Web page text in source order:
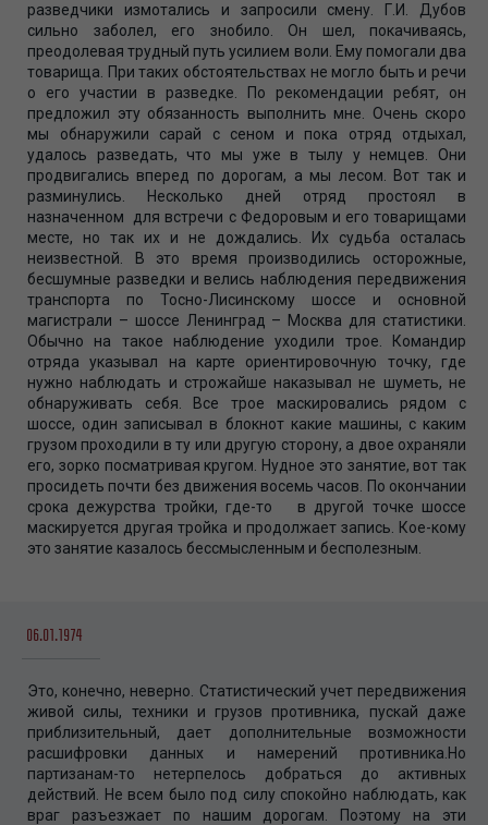
разведчики измотались и запросили смену. Г.И. Дубов
сильно заболел, его знобило. Он шел, покачиваясь,
преодолевая трудный путь усилием воли. Ему помогали два
товарища. При таких обстоятельствах не могло быть и речи
о его участии в разведке. По рекомендации ребят, он
предложил эту обязанность выполнить мне. Очень скоро
мы обнаружили сарай с сеном и пока отряд отдыхал,
удалось разведать, что мы уже в тылу у немцев. Они
продвигались вперед по дорогам, а мы лесом. Вот так и
разминулись. Несколько дней отряд простоял в
назначенном для встречи с Федоровым и его товарищами
месте, но так их и не дождались. Их судьба осталась
неизвестной. В это время производились осторожные,
бесшумные разведки и велись наблюдения передвижения
транспорта по Тосно-Лисинскому шоссе и основной
магистрали – шоссе Ленинград – Москва для статистики.
Обычно на такое наблюдение уходили трое. Командир
отряда указывал на карте ориентировочную точку, где
нужно наблюдать и строжайше наказывал не шуметь, не
обнаруживать себя. Все трое маскировались рядом с
шоссе, один записывал в блокнот какие машины, с каким
грузом проходили в ту или другую сторону, а двое охраняли
его, зорко посматривая кругом. Нудное это занятие, вот так
просидеть почти без движения восемь часов. По окончании
срока дежурства тройки, где-то в другой точке шоссе
маскируется другая тройка и продолжает запись. Кое-кому
это занятие казалось бессмысленным и бесполезным.
06.01.1974
Это, конечно, неверно. Статистический учет передвижения
живой силы, техники и грузов противника, пускай даже
приблизительный, дает дополнительные возможности
расшифровки данных и намерений противника.Но
партизанам-то нетерпелось добраться до активных
действий. Не всем было под силу спокойно наблюдать, как
враг разъезжает по нашим дорогам. Поэтому на эти